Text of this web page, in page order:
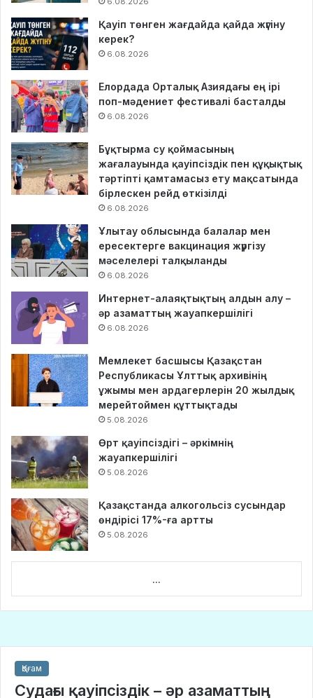
Қауіп төнген жағдайда қайда жүгіну
керек?
6.08.2026
Елордада Орталық Азиядағы ең ірі
поп-мәдениет фестивалі басталды
6.08.2026
Бұқтырма су қоймасының
жағалауында қауіпсіздік пен құқықтық
тәртіпті қамтамасыз ету мақсатында
бірлескен рейд өткізілді
6.08.2026
Ұлытау облысында балалар мен
ересектерге вакцинация жүргізу
мәселелері талқыланды
6.08.2026
Интернет-алаяқтықтың алдын алу –
әр азаматтың жауапкершілігі
6.08.2026
Мемлекет басшысы Қазақстан
Республикасы Ұлттық архивінің
ұжымы мен ардагерлерін 20 жылдық
мерейтоймен құттықтады
5.08.2026
Өрт қауіпсіздігі – әркімнің
жауапкершілігі
5.08.2026
Қазақстанда алкогольсіз сусындар
өндірісі 17%-ға артты
5.08.2026
...